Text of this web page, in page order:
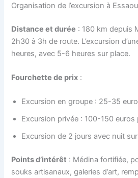
Organisation de l’excursion à
Distance et durée : 180 km depuis
2h30 à 3h de route. L’excursion
heures, avec 5-6 heures sur place.
Fourchette de prix :
Excursion en groupe : 25-35
Excursion privée : 100-150
Excursion de 2 jours avec nuit
Points d’intérêt : Médina fortifiée,
souks artisanaux, galeries d’art,